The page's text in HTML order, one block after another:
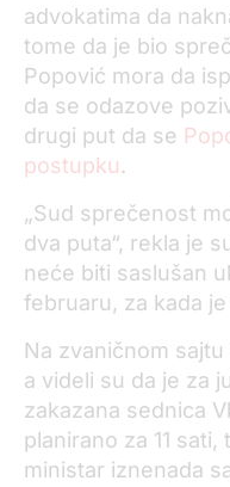
advokatima da
tome da je bio
Popović mora da
da se odazove
drugi put da se
postupku.
„Sud sprečenost
dva puta“, rekla je
neće biti saslušan
februaru, za kada
Na zvaničnom
a videli su da je za
zakazana sednica
planirano za 11
ministar iznenada